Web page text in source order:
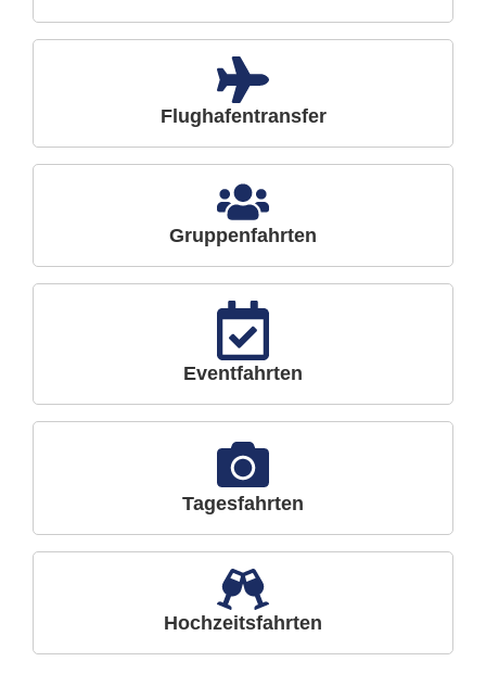
Flughafentransfer
Gruppenfahrten
Eventfahrten
Tagesfahrten
Hochzeitsfahrten